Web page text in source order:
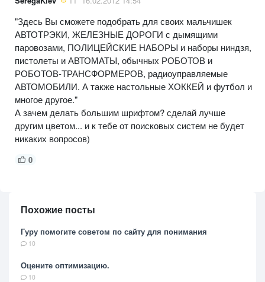
"Здесь Вы сможете подобрать для своих мальчишек
АВТОТРЭКИ, ЖЕЛЕЗНЫЕ ДОРОГИ с дымящими
паровозами, ПОЛИЦЕЙСКИЕ НАБОРЫ и наборы ниндзя,
пистолеты и АВТОМАТЫ, обычных РОБОТОВ и
РОБОТОВ-ТРАНСФОРМЕРОВ, радиоуправляемые
АВТОМОБИЛИ. А также настольные ХОККЕЙ и футбол и
многое другое."
А зачем делать большим шрифтом? сделай лучше
другим цветом... и к тебе от поисковых систем не будет
никаких вопросов)
0
Похожие посты
Гуру помогите советом по сайту для понимания
10
Оцените оптимизацию.
10